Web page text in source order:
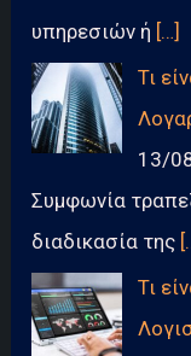
υπηρεσιών ή […]
Τι
13/
Συμφωνία
διαδικασία της
Τι